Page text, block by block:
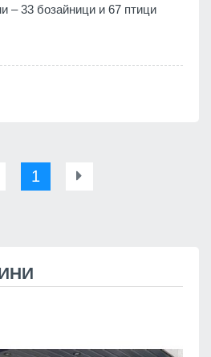
– 33 бозайници и 67 птици
1